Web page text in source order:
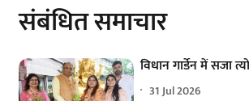
संबंधित समाचार
विधान गार्डेन में सजा
31 Jul 2026